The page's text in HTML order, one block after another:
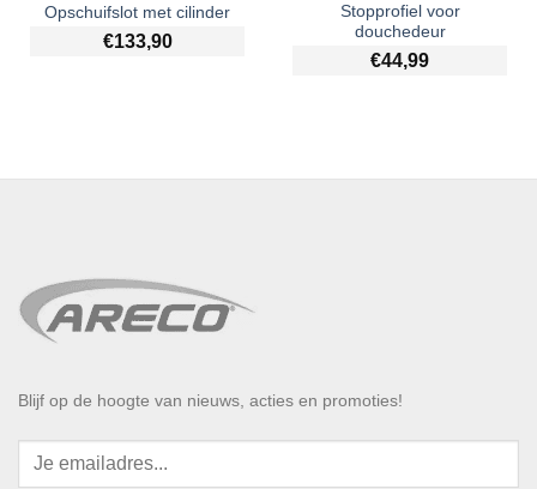
Opschuifslot met cilinder
€133,90
Stopprofiel voor
douchedeur
€44,99
Blijf op de hoogte van nieuws, acties en promoties!